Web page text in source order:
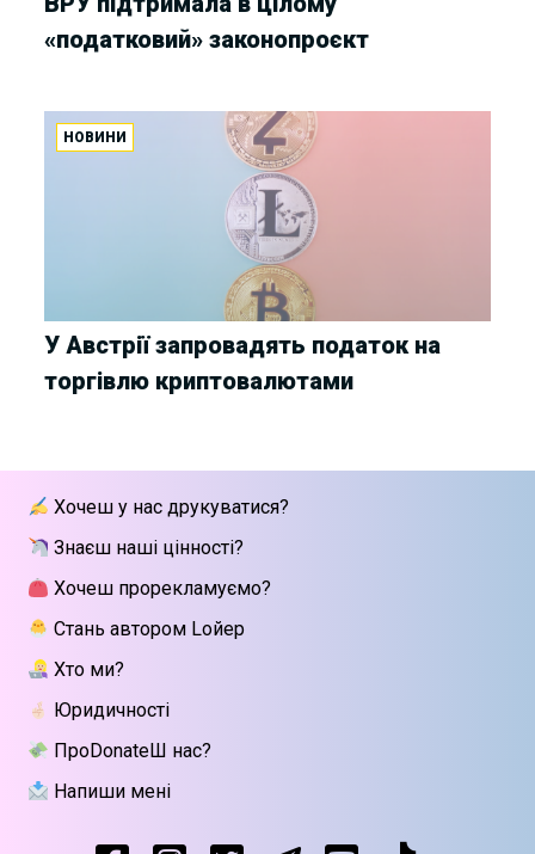
«податковий» законопроєкт
НОВИНИ
У Австрії запровадять податок на
торгівлю криптовалютами
Хочеш у нас друкуватися?
Знаєш наші цінності?
Хочеш прорекламуємо?
Стань автором Lойер
Хто ми?
Юридичності
ПроDonateШ нас?
Напиши мені